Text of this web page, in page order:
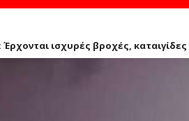
ισχυρές βροχές,